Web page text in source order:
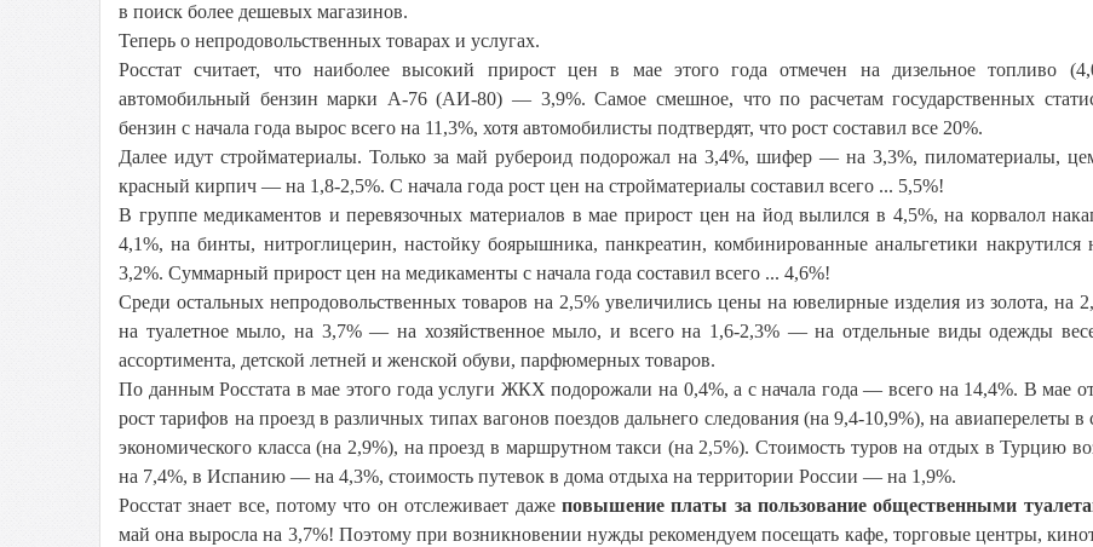
в поиск более дешевых магазинов.
Теперь о непродовольственных товарах и услугах.
Росстат считает, что наиболее высокий прирост цен в мае этого года отмечен на дизельное топливо
автомобильный бензин марки А-76 (АИ-80) — 3,9%. Самое смешное, что по расчетам государственных
бензин с начала года вырос всего на 11,3%, хотя автомобилисты подтвердят, что рост составил все 20%.
Далее идут стройматериалы. Только за май рубероид подорожал на 3,4%, шифер — на 3,3%, пиломатериалы,
красный кирпич — на 1,8-2,5%. С начала года рост цен на стройматериалы составил всего ... 5,5%!
В группе медикаментов и перевязочных материалов в мае прирост цен на йод вылился в 4,5%, на корвалол
4,1%, на бинты, нитроглицерин, настойку боярышника, панкреатин, комбинированные анальгетики накрутился
3,2%. Суммарный прирост цен на медикаменты с начала года составил всего ... 4,6%!
Среди остальных непродовольственных товаров на 2,5% увеличились цены на ювелирные изделия из золота, на
на туалетное мыло, на 3,7% — на хозяйственное мыло, и всего на 1,6-2,3% — на отдельные виды одежды
ассортимента, детской летней и женской обуви, парфюмерных товаров.
По данным Росстата в мае этого года услуги ЖКХ подорожали на 0,4%, а с начала года — всего на 14,4%. В мае
рост тарифов на проезд в различных типах вагонов поездов дальнего следования (на 9,4-10,9%), на авиаперелеты в
экономического класса (на 2,9%), на проезд в маршрутном такси (на 2,5%). Стоимость туров на отдых в Турцию
на 7,4%, в Испанию — на 4,3%, стоимость путевок в дома отдыха на территории России — на 1,9%.
Росстат знает все, потому что он отслеживает даже повышение платы за пользование общественными
май она выросла на 3,7%! Поэтому при возникновении нужды рекомендуем посещать кафе, торговые центры,